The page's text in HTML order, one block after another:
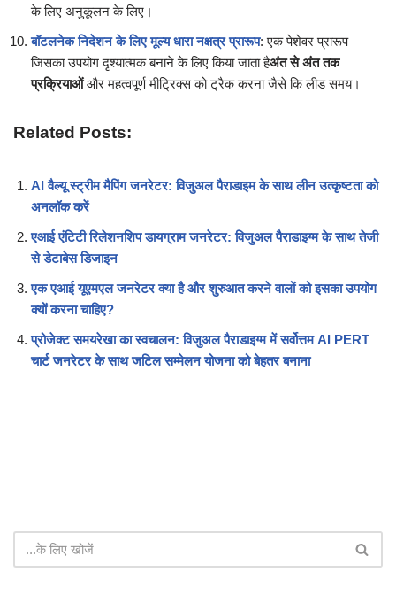
के लिए अनुकूलन के लिए।
बॉटलनेक निदेशन के लिए मूल्य धारा नक्षत्र प्रारूप: एक पेशेवर प्रारूप
जिसका उपयोग दृश्यात्मक बनाने के लिए किया जाता हैअंत से अंत तक
प्रक्रियाओंऔर महत्वपूर्ण मीट्रिक्स को ट्रैक करना जैसे कि लीड समय।
Related Posts:
AI वैल्यू स्ट्रीम मैपिंग जनरेटर: विजुअल पैराडाइम के साथ लीन उत्कृष्टता को
अनलॉक करें
एआई एंटिटी रिलेशनशिप डायग्राम जनरेटर: विजुअल पैराडाइग्म के साथ तेजी
से डेटाबेस डिजाइन
एक एआई यूएमएल जनरेटर क्या है और शुरुआत करने वालों को इसका उपयोग
क्यों करना चाहिए?
प्रोजेक्ट समयरेखा का स्वचालन: विजुअल पैराडाइग्म में सर्वोत्तम AI PERT
चार्ट जनरेटर के साथ जटिल सम्मेलन योजना को बेहतर बनाना